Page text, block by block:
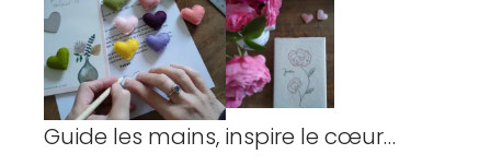
Guide les mains, inspire le cœur…